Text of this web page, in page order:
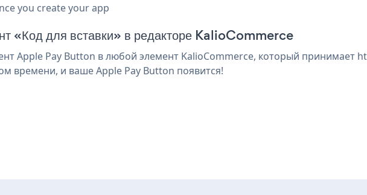
you create your app
«Код для вставки» в редакторе KalioCommerce
Apple Pay Button в любой элемент KalioCommerce, который принимает
времени, и ваше Apple Pay Button появится!